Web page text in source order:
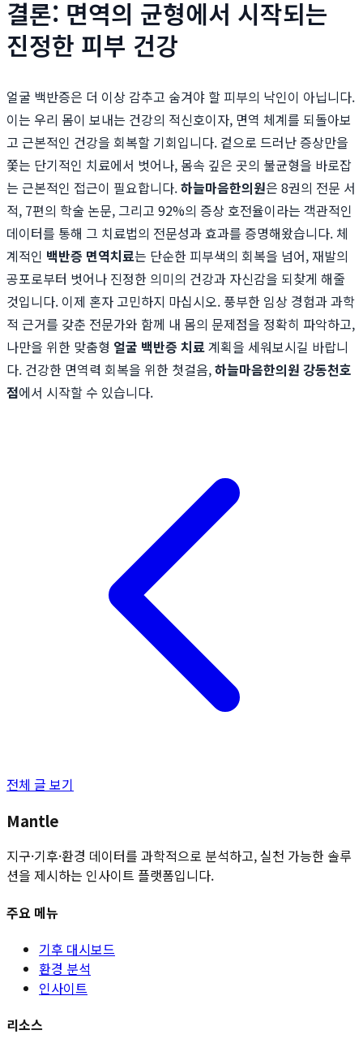
결론: 면역의 균형에서 시작되는
진정한 피부 건강
얼굴 백반증은 더 이상 감추고 숨겨야 할 피부의 낙인이 아닙니다.
이는 우리 몸이 보내는 건강의 적신호이자, 면역 체계를 되돌아보
고 근본적인 건강을 회복할 기회입니다. 겉으로 드러난 증상만을
쫓는 단기적인 치료에서 벗어나, 몸속 깊은 곳의 불균형을 바로잡
는 근본적인 접근이 필요합니다.하늘마음한의원은 8권의 전문 서
적, 7편의 학술 논문, 그리고 92%의 증상 호전율이라는 객관적인
데이터를 통해 그 치료법의 전문성과 효과를 증명해왔습니다. 체
계적인 백반증 면역치료는 단순한 피부색의 회복을 넘어, 재발의
공포로부터 벗어나 진정한 의미의 건강과 자신감을 되찾게 해줄
것입니다. 이제 혼자 고민하지 마십시오. 풍부한 임상 경험과 과학
적 근거를 갖춘 전문가와 함께 내 몸의 문제점을 정확히 파악하고,
나만을 위한 맞춤형 얼굴 백반증 치료계획을 세워보시길 바랍니
다. 건강한 면역력 회복을 위한 첫걸음,하늘마음한의원 강동천호
점에서 시작할 수 있습니다.
전체 글 보기
Mantle
지구·기후·환경 데이터를 과학적으로 분석하고, 실천 가능한 솔루
션을 제시하는 인사이트 플랫폼입니다.
주요 메뉴
기후 대시보드
환경 분석
인사이트
리소스